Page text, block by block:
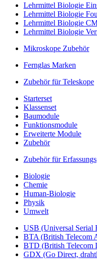
Lehrmittel Biologie
Lehrmittel Biologie
Lehrmittel Biologie
Lehrmittel Biologie
Mikroskope Zubehör
Fernglas Marken
Zubehör für Teleskope
Starterset
Klassenset
Baumodule
Funktionsmodule
Erweiterte Module
Zubehör
Zubehör für
Biologie
Chemie
Human-Biologie
Physik
Umwelt
USB (Universal Serial
BTA (British Telecom
BTD (British Telecom
GDX (Go Direct,